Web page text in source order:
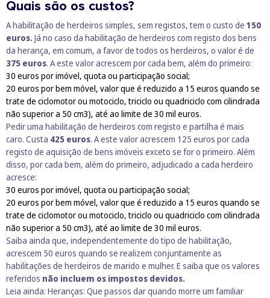
Quais são os custos?
A habilitação de herdeiros simples, sem registos, tem o custo de 150
euros.Já no caso da habilitação de herdeiros com registo dos bens
da herança, em comum, a favor de todos os herdeiros, o valor é de
375 euros. A este valor acrescem por cada bem, além do primeiro:
30 euros por imóvel, quota ou participação social;
20 euros por bem móvel, valor que é reduzido a 15 euros quando se
trate de ciclomotor ou motociclo, triciclo ou quadriciclo com cilindrada
não superior a 50 cm3), até ao limite de 30 mil euros.
Pedir uma habilitação de herdeiros com registo e partilha é mais
caro. Custa 425 euros. A este valor acrescem 125 euros por cada
registo de aquisição de bens imóveis exceto se for o primeiro. Além
disso, por cada bem, além do primeiro, adjudicado a cada herdeiro
acresce:
30 euros por imóvel, quota ou participação social;
20 euros por bem móvel, valor que é reduzido a 15 euros quando se
trate de ciclomotor ou motociclo, triciclo ou quadriciclo com cilindrada
não superior a 50 cm3), até ao limite de 30 mil euros.
Saiba ainda que, independentemente do tipo de habilitação,
acrescem 50 euros quando se realizem conjuntamente as
habilitações de herdeiros de marido e mulher. E saiba que os valores
referidos não incluem os impostos devidos.
Leia ainda: Heranças: Que passos dar quando morre um familiar